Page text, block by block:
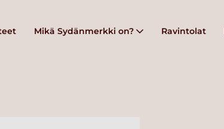
Mikä Sydänmerkki on? Ravintolat